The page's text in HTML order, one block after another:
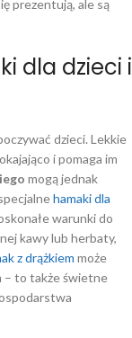
prezentują, ale są
dla dzieci i
dzieci. Lekkie
i pomaga im
mogą jednak
hamaki dla
warunki do
kawy lub herbaty,
z drążkiem może
– to także świetne